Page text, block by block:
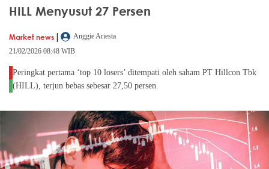
HILL Menyusut 27 Persen
Market news |
Anggie Ariesta
21/02/2026 08:48 WIB
Peringkat pertama ‘top 10 losers’ ditempati oleh saham PT Hillcon Tbk
(HILL), terjun bebas sebesar 27,50 persen.